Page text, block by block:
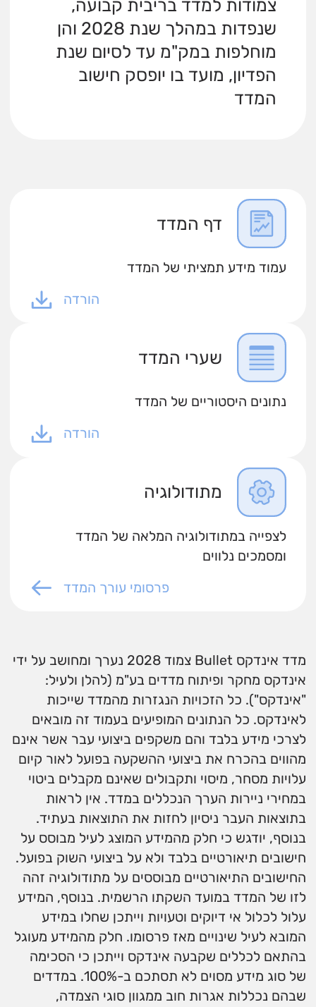
צמודות למדד בריבית קבועה,
שנפדות במהלך שנת 2028 והן
מוחלפות במק"מ עד לסיום שנת
הפדיון, מועד בו יופסק חישוב
המדד
דף המדד
עמוד מידע תמציתי של המדד
הורדה
שערי המדד
נתונים היסטוריים של המדד
הורדה
מתודולוגיה
לצפייה במתודולוגיה המלאה של המדד
ומסמכים נלווים
פרסומי עורך המדד
מדד אינדקס Bullet צמוד 2028 נערך ומחושב על ידי
אינדקס מחקר ופיתוח מדדים בע"מ (להלן ולעיל:
"אינדקס"). כל הזכויות הנגזרות מהמדד שייכות
לאינדקס. כל הנתונים המופיעים בעמוד זה מובאים
לצרכי מידע בלבד והם משקפים ביצועי עבר אשר אינם
מהווים בהכרח את ביצועי ההשקעה בפועל לאור קיום
עלויות מסחר, מיסוי ותקבולים שאינם מקבלים ביטוי
במחירי ניירות הערך הנכללים במדד. אין לראות
בתוצאות העבר ניסיון לחזות את התוצאות בעתיד.
בנוסף, יודגש כי חלק מהמידע המוצג לעיל מבוסס על
חישובים תיאורטיים בלבד ולא על ביצועי השוק בפועל.
החישובים התיאורטיים מבוססים על מתודולוגיה זהה
לזו של המדד במועד השקתו הרשמית. בנוסף, המידע
עלול לכלול אי דיוקים וטעויות וייתכן שחלו במידע
המובא לעיל שינויים מאז פרסומו. חלק מהמידע מעוגל
בהתאם לכללים שקבעה אינדקס וייתכן כי הסכימה
של סוג מידע מסוים לא תסתכם ב-100%. במדדים
שבהם נכללות אגרות חוב ממגוון סוגי הצמדה,